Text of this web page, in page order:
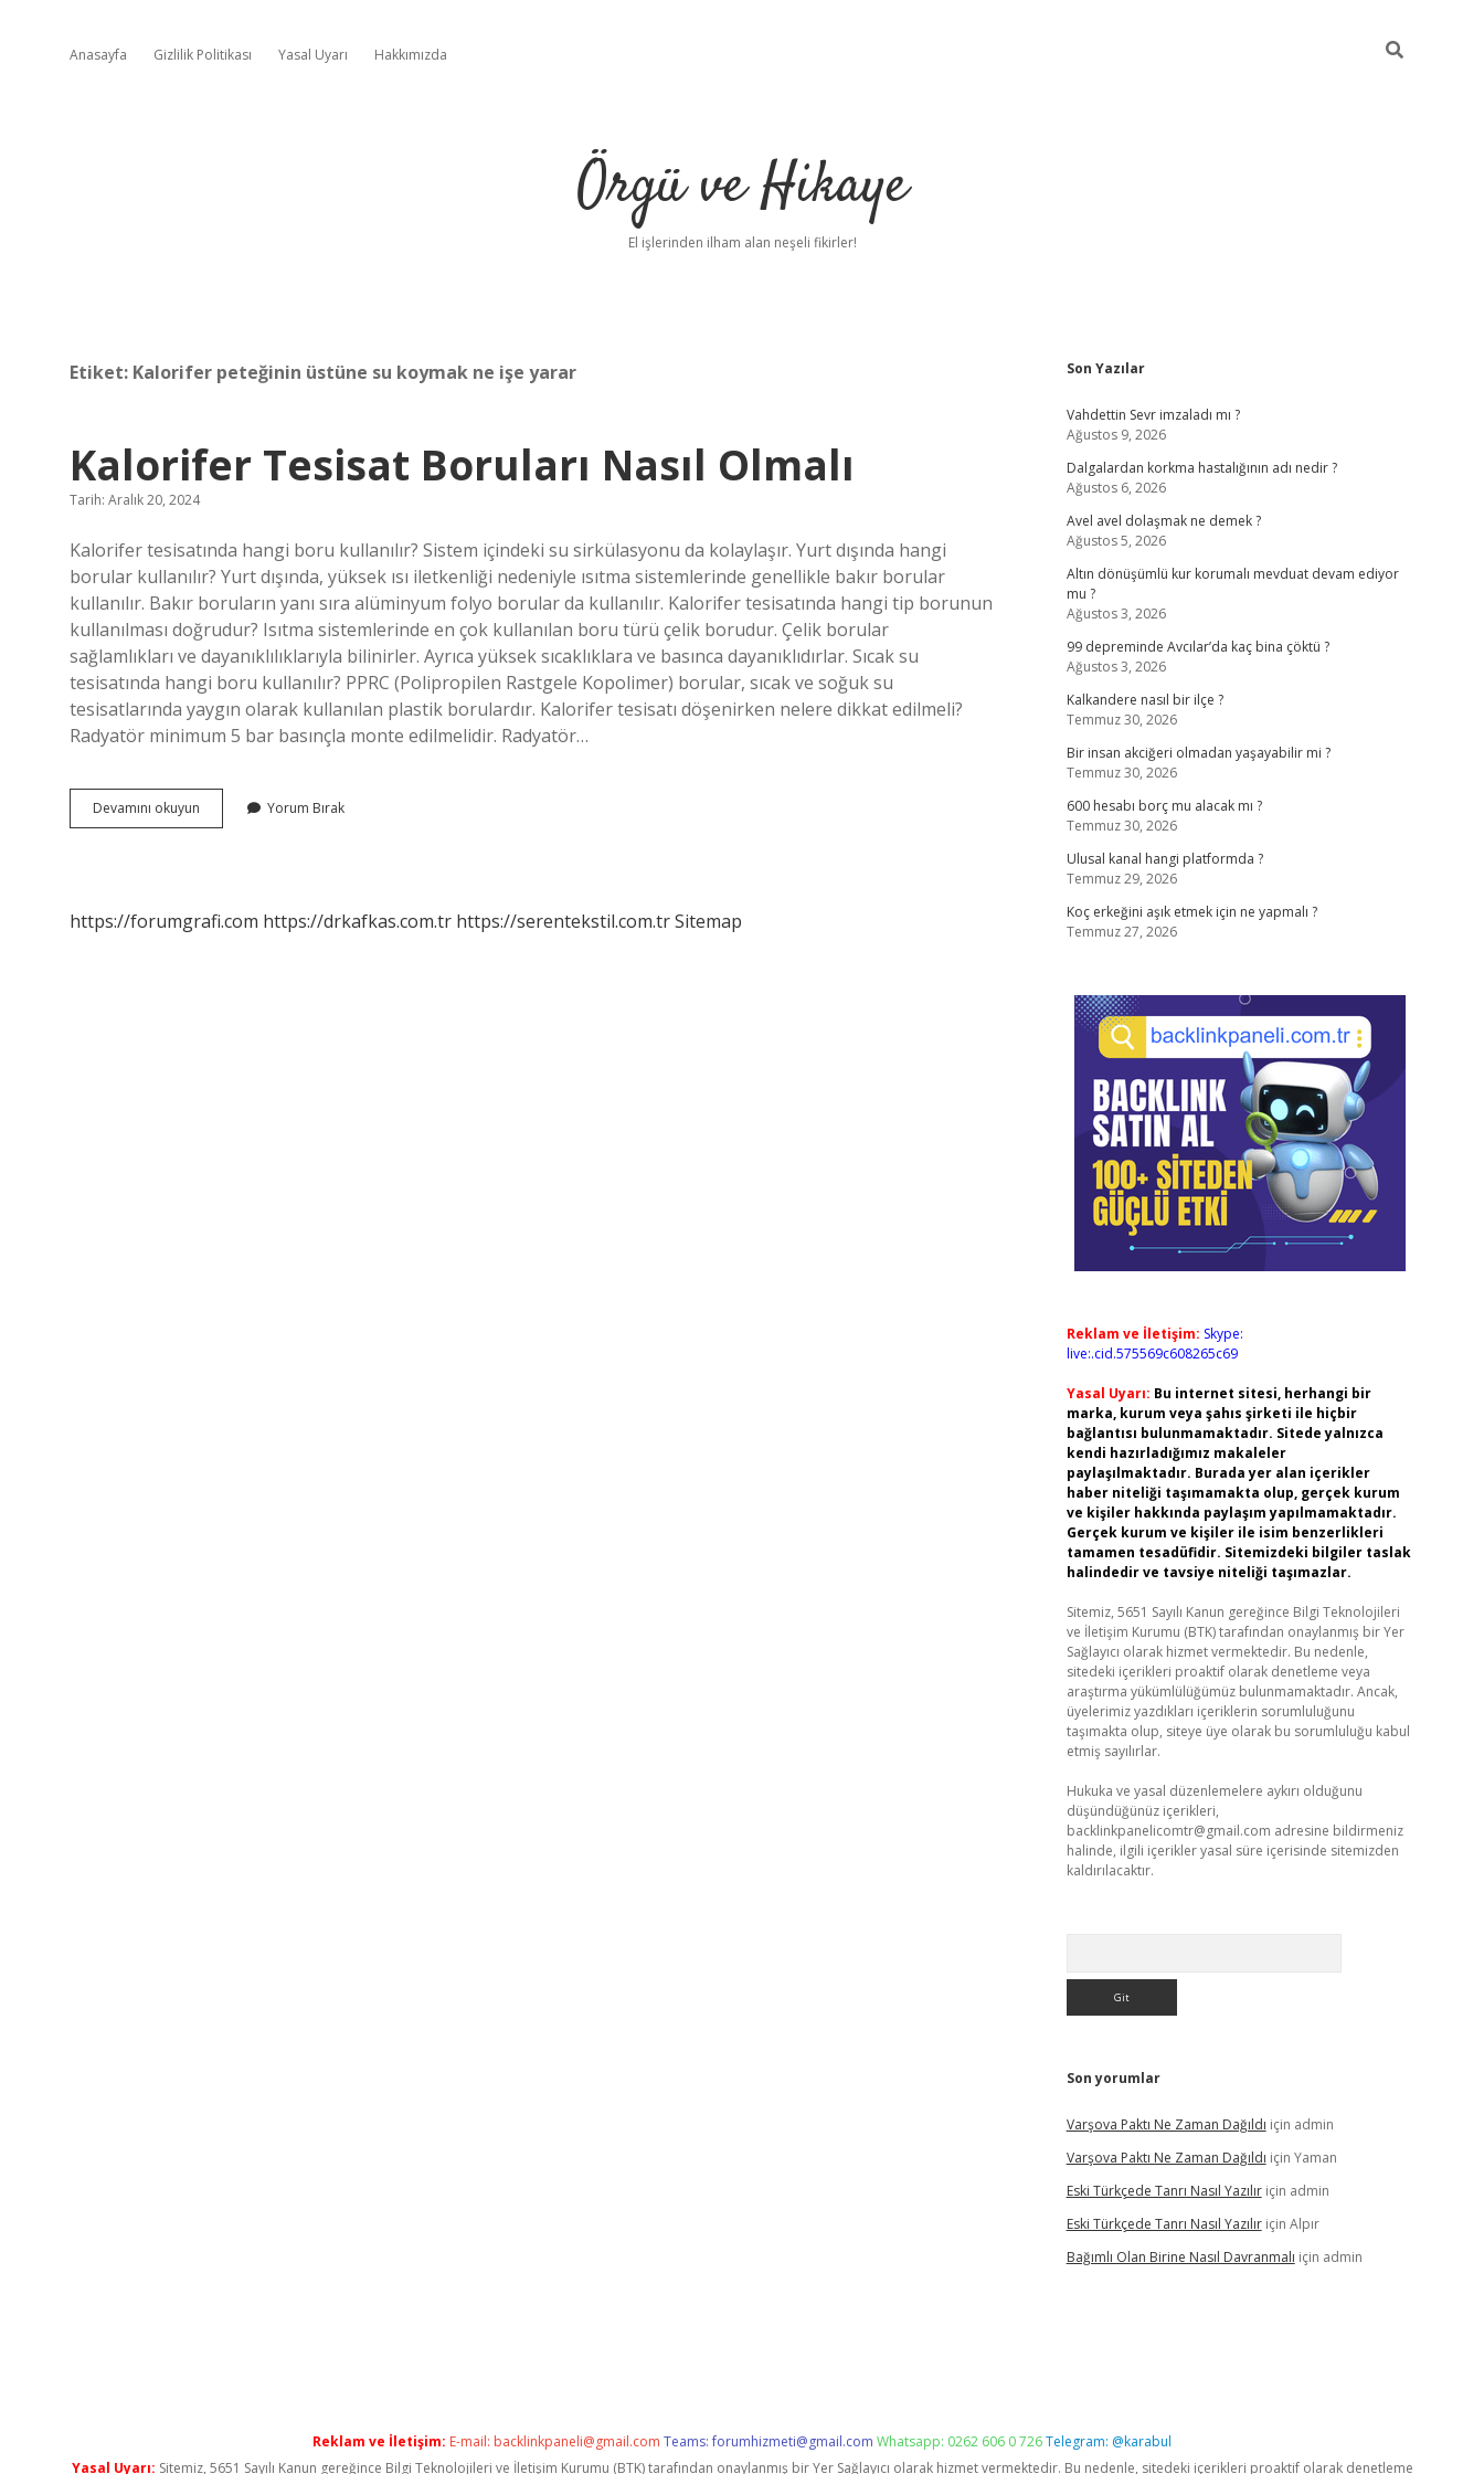
Anasayfa Gizlilik Politikası Yasal Uyarı Hakkımızda
Örgü ve Hikaye
El işlerinden ilham alan neşeli fikirler!
Etiket: Kalorifer peteğinin üstüne su koymak ne işe yarar
Kalorifer Tesisat Boruları Nasıl Olmalı
Tarih: Aralık 20, 2024
Kalorifer tesisatında hangi boru kullanılır? Sistem içindeki su sirkülasyonu da kolaylaşır. Yurt dışında hangi
borular kullanılır? Yurt dışında, yüksek ısı iletkenliği nedeniyle ısıtma sistemlerinde genellikle bakır borular
kullanılır. Bakır boruların yanı sıra alüminyum folyo borular da kullanılır. Kalorifer tesisatında hangi tip borunun
kullanılması doğrudur? Isıtma sistemlerinde en çok kullanılan boru türü çelik borudur. Çelik borular
sağlamlıkları ve dayanıklılıklarıyla bilinirler. Ayrıca yüksek sıcaklıklara ve basınca dayanıklıdırlar. Sıcak su
tesisatında hangi boru kullanılır? PPRC (Polipropilen Rastgele Kopolimer) borular, sıcak ve soğuk su
tesisatlarında yaygın olarak kullanılan plastik borulardır. Kalorifer tesisatı döşenirken nelere dikkat edilmeli?
Radyatör minimum 5 bar basınçla monte edilmelidir. Radyatör…
Devamını okuyun Kalorifer
Tesisat
Yorum Bırak
https://forumgrafi.com https://drkafkas.com.tr https://serentekstil.com.trSitemap
Sidebar
Son Yazılar
Vahdettin Sevr imzaladı mı ?
Ağustos 9, 2026
Dalgalardan korkma hastalığının adı nedir ?
Ağustos 6, 2026
Avel avel dolaşmak ne demek ?
Ağustos 5, 2026
Altın dönüşümlü kur korumalı mevduat devam ediyor
mu ?
Ağustos 3, 2026
99 depreminde Avcılar’da kaç bina çöktü ?
Ağustos 3, 2026
Kalkandere nasıl bir ilçe ?
Temmuz 30, 2026
Bir insan akciğeri olmadan yaşayabilir mi ?
Temmuz 30, 2026
600 hesabı borç mu alacak mı ?
Temmuz 30, 2026
Ulusal kanal hangi platformda ?
Temmuz 29, 2026
Koç erkeğini aşık etmek için ne yapmalı ?
Temmuz 27, 2026
Reklam ve İletişim: Skype:
live:.cid.575569c608265c69
Yasal Uyarı: Bu internet sitesi, herhangi bir
marka, kurum veya şahıs şirketi ile hiçbir
bağlantısı bulunmamaktadır. Sitede yalnızca
kendi hazırladığımız makaleler
paylaşılmaktadır. Burada yer alan içerikler
haber niteliği taşımamakta olup, gerçek kurum
ve kişiler hakkında paylaşım yapılmamaktadır.
Gerçek kurum ve kişiler ile isim benzerlikleri
tamamen tesadüfidir. Sitemizdeki bilgiler taslak
halindedir ve tavsiye niteliği taşımazlar.
Sitemiz, 5651 Sayılı Kanun gereğince Bilgi Teknolojileri
ve İletişim Kurumu (BTK) tarafından onaylanmış bir Yer
Sağlayıcı olarak hizmet vermektedir. Bu nedenle,
sitedeki içerikleri proaktif olarak denetleme veya
araştırma yükümlülüğümüz bulunmamaktadır. Ancak,
üyelerimiz yazdıkları içeriklerin sorumluluğunu
taşımakta olup, siteye üye olarak bu sorumluluğu kabul
etmiş sayılırlar.
Hukuka ve yasal düzenlemelere aykırı olduğunu
düşündüğünüz içerikleri,
backlinkpanelicomtr@gmail.com adresine bildirmeniz
halinde, ilgili içerikler yasal süre içerisinde sitemizden
kaldırılacaktır.
Son yorumlar
Varşova Paktı Ne Zaman Dağıldı için admin
Varşova Paktı Ne Zaman Dağıldı için Yaman
Eski Türkçede Tanrı Nasıl Yazılıriçin admin
Eski Türkçede Tanrı Nasıl Yazılıriçin Alpır
Bağımlı Olan Birine Nasıl Davranmalı için admin
Reklam ve İletişim: E-mail: backlinkpaneli@gmail.com Teams:forumhizmeti@gmail.com Whatsapp: 0262 606 0 726Telegram: @karabul
Yasal Uyarı: Sitemiz, 5651 Sayılı Kanun gereğince Bilgi Teknolojileri ve İletişim Kurumu (BTK) tarafından onaylanmış bir Yer Sağlayıcı olarak hizmet vermektedir. Bu nedenle, sitedeki içerikleri proaktif olarak denetleme